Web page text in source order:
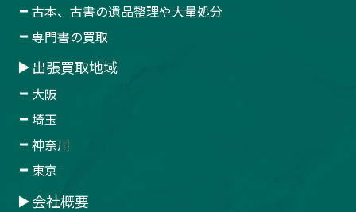
古本、古書の遺品整理や大量処分
専門書の買取
出張買取地域
大阪
埼玉
神奈川
東京
会社概要